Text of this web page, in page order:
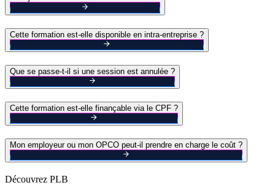
Cette formation est-elle disponible en intra-entreprise ?
Que se passe-t-il si une session est annulée ?
Cette formation est-elle finançable via le CPF ?
Mon employeur ou mon OPCO peut-il prendre en charge le coût ?
Découvrez PLB